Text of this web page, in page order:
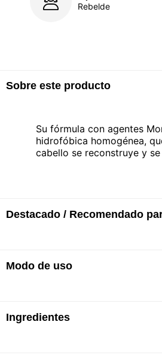
Rebelde
Sobre este producto
Su fórmula con agentes
hidrofóbica homogénea,
cabello se reconstruye y
Destacado / Recomendado
· Aporta protección antifrizz
· Aporta suavidad y
Modo de uso
· Aplicar sobre el cabello
Ingredientes